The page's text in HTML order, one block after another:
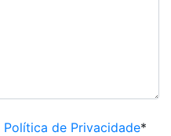
Política de Privacidade*